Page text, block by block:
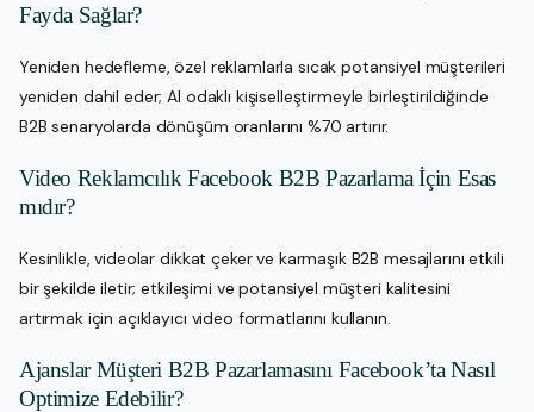
Fayda Sağlar?
Yeniden hedefleme, özel reklamlarla sıcak potansiyel müşterileri
yeniden dahil eder; AI odaklı kişiselleştirmeyle birleştirildiğinde
B2B senaryolarda dönüşüm oranlarını %70 artırır.
Video Reklamcılık Facebook B2B Pazarlama İçin Esas
mıdır?
Kesinlikle, videolar dikkat çeker ve karmaşık B2B mesajlarını etkili
bir şekilde iletir; etkileşimi ve potansiyel müşteri kalitesini
artırmak için açıklayıcı video formatlarını kullanın.
Ajanslar Müşteri B2B Pazarlamasını Facebook’ta Nasıl
Optimize Edebilir?